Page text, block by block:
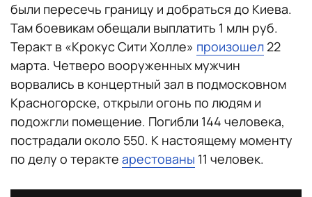
были пересечь границу и добраться до Киева.
Там боевикам обещали выплатить 1 млн руб.
Теракт в «Крокус Сити Холле» произошел 22
марта. Четверо вооруженных мужчин
ворвались в концертный зал в подмосковном
Красногорске, открыли огонь по людям и
подожгли помещение. Погибли 144 человека,
пострадали около 550. К настоящему моменту
по делу о теракте арестованы 11 человек.